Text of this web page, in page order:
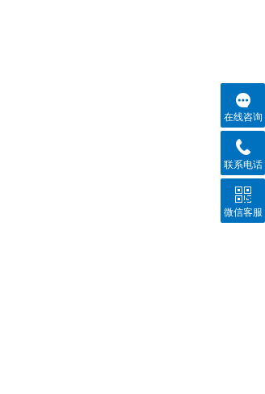
在线咨询
联系电话
微信客服